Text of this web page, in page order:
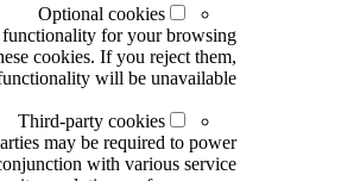
Optional cookies
functionality for your browsing
cookies. If you reject them,
will be unavailable.
Third-party cookies
may be required to power
with various service